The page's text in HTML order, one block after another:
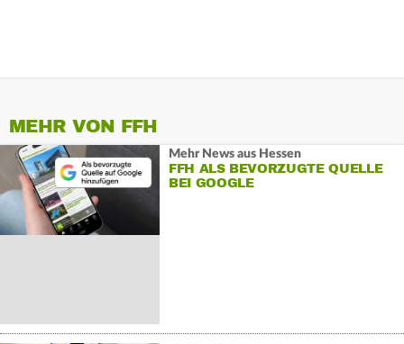
MEHR VON FFH
Mehr News aus Hessen
FFH ALS BEVORZUGTE QUELLE
BEI GOOGLE